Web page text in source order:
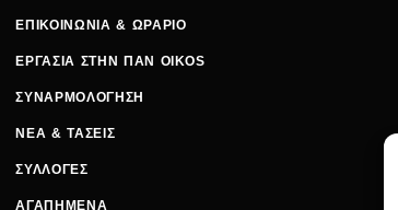
ΕΠΙΚΟΙΝΩΝΙΑ & ΩΡΑΡΙΟ
ΕΡΓΑΣΙΑ ΣΤΗΝ ΠΑΝ OIKOS
ΣΥΝΑΡΜΟΛΟΓΗΣΗ
ΝΕΑ & ΤΑΣΕΙΣ
ΣΥΛΛΟΓΕΣ
ΑΓΑΠΗΜΕΝΑ